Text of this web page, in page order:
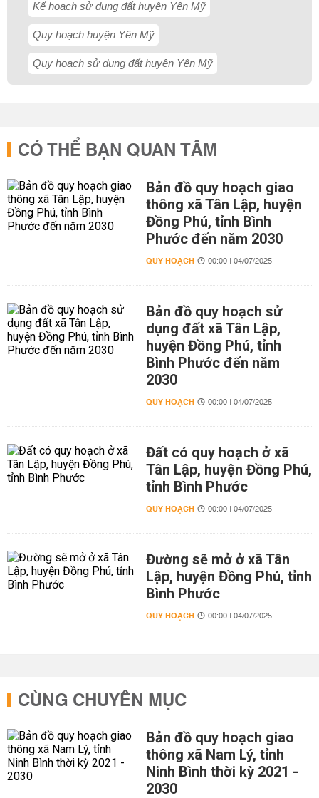
Kế hoạch sử dụng đất huyện Yên Mỹ
Quy hoạch huyện Yên Mỹ
Quy hoạch sử dụng đất huyện Yên Mỹ
CÓ THỂ BẠN QUAN TÂM
Bản đồ quy hoạch giao
thông xã Tân Lập, huyện
Đồng Phú, tỉnh Bình
Phước đến năm 2030
QUY HOẠCH 00:00 | 04/07/2025
Bản đồ quy hoạch sử
dụng đất xã Tân Lập,
huyện Đồng Phú, tỉnh
Bình Phước đến năm
2030
QUY HOẠCH 00:00 | 04/07/2025
Đất có quy hoạch ở xã
Tân Lập, huyện Đồng Phú,
tỉnh Bình Phước
QUY HOẠCH 00:00 | 04/07/2025
Đường sẽ mở ở xã Tân
Lập, huyện Đồng Phú, tỉnh
Bình Phước
QUY HOẠCH 00:00 | 04/07/2025
CÙNG CHUYÊN MỤC
Bản đồ quy hoạch giao
thông xã Nam Lý, tỉnh
Ninh Bình thời kỳ 2021 -
2030